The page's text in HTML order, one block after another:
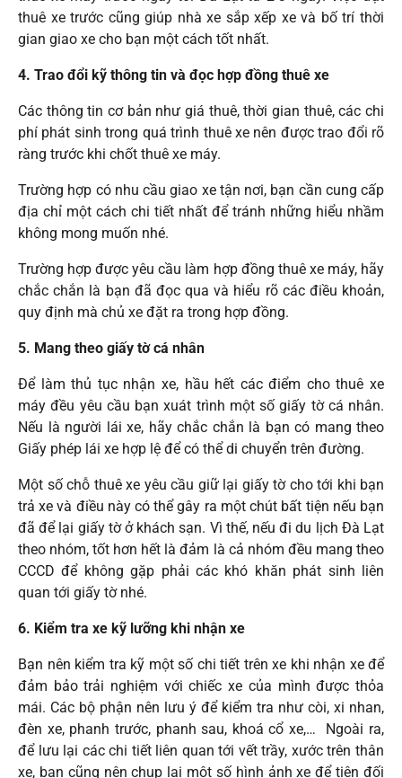
thuê xe trước cũng giúp nhà xe sắp xếp xe và bố trí thời
gian giao xe cho bạn một cách tốt nhất.
4. Trao đổi kỹ thông tin và đọc hợp đồng thuê xe
Các thông tin cơ bản như giá thuê, thời gian thuê, các chi
phí phát sinh trong quá trình thuê xe nên được trao đổi rõ
ràng trước khi chốt thuê xe máy.
Trường hợp có nhu cầu giao xe tận nơi, bạn cần cung cấp
địa chỉ một cách chi tiết nhất để tránh những hiểu nhầm
không mong muốn nhé.
Trường hợp được yêu cầu làm hợp đồng thuê xe máy, hãy
chắc chắn là bạn đã đọc qua và hiểu rõ các điều khoản,
quy định mà chủ xe đặt ra trong hợp đồng.
5. Mang theo giấy tờ cá nhân
Để làm thủ tục nhận xe, hầu hết các điểm cho thuê xe
máy đều yêu cầu bạn xuát trình một số giấy tờ cá nhân.
Nếu là người lái xe, hãy chắc chắn là bạn có mang theo
Giấy phép lái xe hợp lệ để có thể di chuyển trên đường.
Một số chỗ thuê xe yêu cầu giữ lại giấy tờ cho tới khi bạn
trả xe và điều này có thể gây ra một chút bất tiện nếu bạn
đã để lại giấy tờ ở khách sạn. Vì thế, nếu đi du lịch Đà Lạt
theo nhóm, tốt hơn hết là đảm là cả nhóm đều mang theo
CCCD để không gặp phải các khó khăn phát sinh liên
quan tới giấy tờ nhé.
6. Kiểm tra xe kỹ lưỡng khi nhận xe
Bạn nên kiểm tra kỹ một số chi tiết trên xe khi nhận xe để
đảm bảo trải nghiệm với chiếc xe của mình được thỏa
mái. Các bộ phận nên lưu ý để kiểm tra như còi, xi nhan,
đèn xe, phanh trước, phanh sau, khoá cổ xe,… Ngoài ra,
để lưu lại các chi tiết liên quan tới vết trầy, xước trên thân
xe, bạn cũng nên chụp lại một số hình ảnh xe để tiện đối